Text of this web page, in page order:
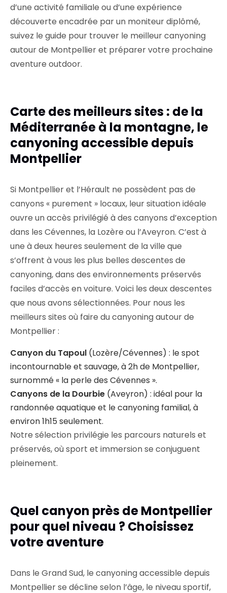
d’une activité familiale ou d’une expérience
découverte encadrée par un moniteur diplômé,
suivez le guide pour trouver le meilleur canyoning
autour de Montpellier et préparer votre prochaine
aventure outdoor.
Carte des meilleurs sites : de la
Méditerranée à la montagne, le
canyoning accessible depuis
Montpellier
Si Montpellier et l’Hérault ne possèdent pas de
canyons « purement » locaux, leur situation idéale
ouvre un accès privilégié à des canyons d’exception
dans les Cévennes, la Lozère ou l’Aveyron. C’est à
une à deux heures seulement de la ville que
s’offrent à vous les plus belles descentes de
canyoning, dans des environnements préservés
faciles d’accès en voiture. Voici les deux descentes
que nous avons sélectionnées. Pour nous les
meilleurs sites où faire du canyoning autour de
Montpellier :
Canyon du Tapoul (Lozère/Cévennes) : le spot
incontournable et sauvage, à 2h de Montpellier,
surnommé « la perle des Cévennes ».
Canyons de la Dourbie (Aveyron) : idéal pour la
randonnée aquatique et le canyoning familial, à
environ 1h15 seulement.
Notre sélection privilégie les parcours naturels et
préservés, où sport et immersion se conjuguent
pleinement.
Quel canyon près de Montpellier
pour quel niveau ? Choisissez
votre aventure
Dans le Grand Sud, le canyoning accessible depuis
Montpellier se décline selon l’âge, le niveau sportif,